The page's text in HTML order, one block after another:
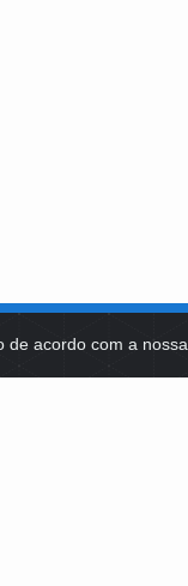
de acordo com a nossa
VISUAL